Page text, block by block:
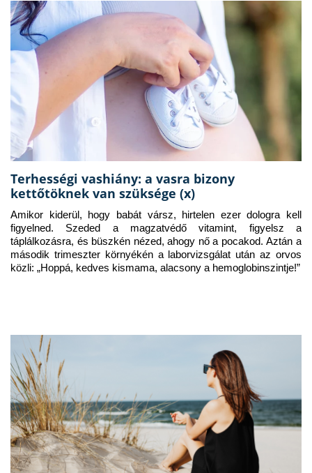
Terhességi vashiány: a vasra bizony
kettőtöknek van szüksége (x)
Amikor kiderül, hogy babát vársz, hirtelen ezer dologra kell
figyelned. Szeded a magzatvédő vitamint, figyelsz a
táplálkozásra, és büszkén nézed, ahogy nő a pocakod. Aztán a
második trimeszter környékén a laborvizsgálat után az orvos
közli: „Hoppá, kedves kismama, alacsony a hemoglobinszintje!”